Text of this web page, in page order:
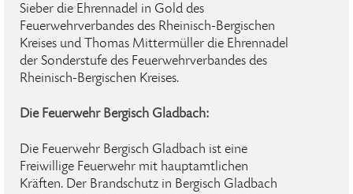
Sieber die Ehrennadel in Gold des
Feuerwehrverbandes des Rheinisch-Bergischen
Kreises und Thomas Mittermüller die Ehrennadel
der Sonderstufe des Feuerwehrverbandes des
Rheinisch-Bergischen Kreises.
Die Feuerwehr Bergisch Gladbach:
Die Feuerwehr Bergisch Gladbach ist eine
Freiwillige Feuerwehr mit hauptamtlichen
Kräften. Der Brandschutz in Bergisch Gladbach